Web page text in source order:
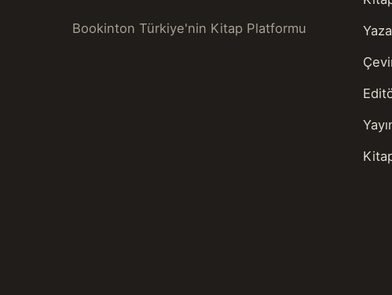
Bookinton Türkiye'nin Kitap Platformu